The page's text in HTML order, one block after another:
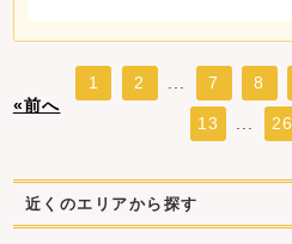
«前へ
1 2 7 8
13 26
近くのエリアから探す